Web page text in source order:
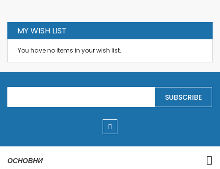
page
MY WISH LIST
You have no items in your wish list.
S
g
o
O
SUBSCRIBE
ОСНОВНИ